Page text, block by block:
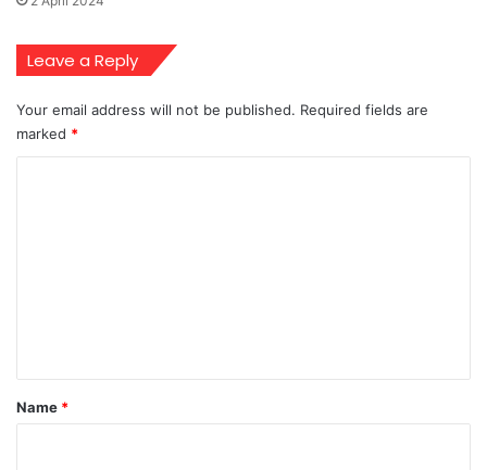
Leave a Reply
Your email address will not be published. Required fields are
marked *
*
Name *